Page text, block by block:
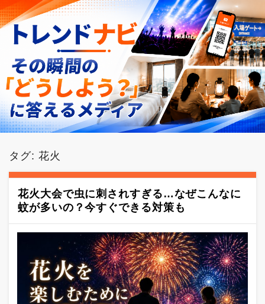
タグ: 花火
花火大会で虫に刺されすぎる…なぜこんなに
蚊が多いの？今すぐできる対策も